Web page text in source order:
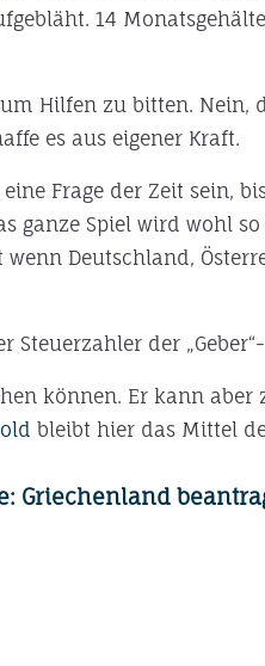
14
Hilfen zu bitten. Nein,
es aus eigener Kraft.
Frage der Zeit sein,
Spiel wird wohl so
Deutschland,
der
können. Er kann aber
bleibt hier das Mittel
Griechenland